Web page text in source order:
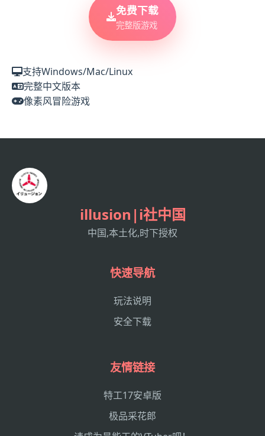
免费下载
完整版游戏
支持Windows/Mac/Linux
完整中文版本
像素风冒险游戏
illusion|i社中国
中国,本土化,时下授权
快速导航
玩法说明
安全下载
友情链接
特工17安卓版
极品采花郎